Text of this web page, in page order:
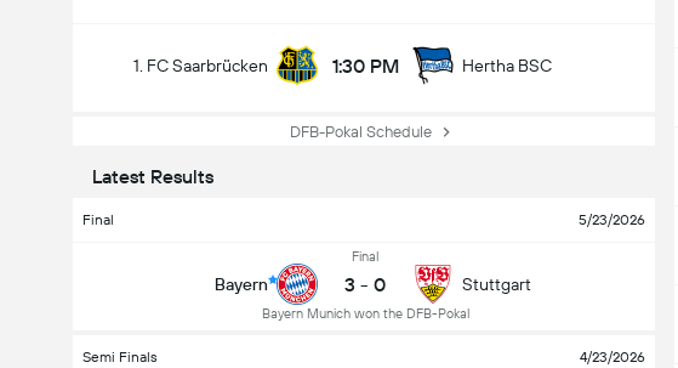
1. FC Saarbrücken 1:30 PM Hertha BSC
DFB-Pokal Schedule
Latest Results
Final 5/23/2026
Bayern
Final
3 - 0
Bayern Munich won the DFB-Pokal
Stuttgart
Semi Finals 4/23/2026